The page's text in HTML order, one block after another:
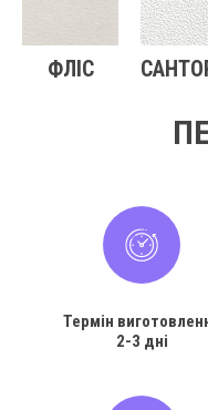
ФЛІС
Термін
2-3 дні